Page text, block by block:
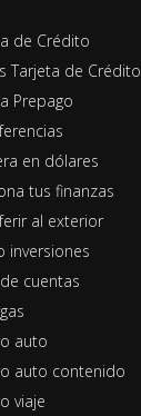
de Crédito
Tarjeta de Crédito
Prepago
en dólares
tus finanzas
al exterior
inversiones
cuentas
auto
auto contenido
viaje